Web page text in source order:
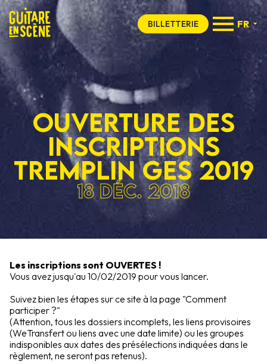
BILLETTERIE FR
Ouverture des
inscriptions
Tremplin GES 2019
18 déc. 2018
Les inscriptions sont OUVERTES !
Vous avez jusqu'au 10/02/2019 pour vous lancer.
Suivez bien les étapes sur ce site à la page "Comment
participer ?"
(Attention, tous les dossiers incomplets, les liens provisoires
(WeTransfert ou liens avec une date limite) ou les groupes
indisponibles aux dates des présélections indiquées dans le
règlement, ne seront pas retenus).